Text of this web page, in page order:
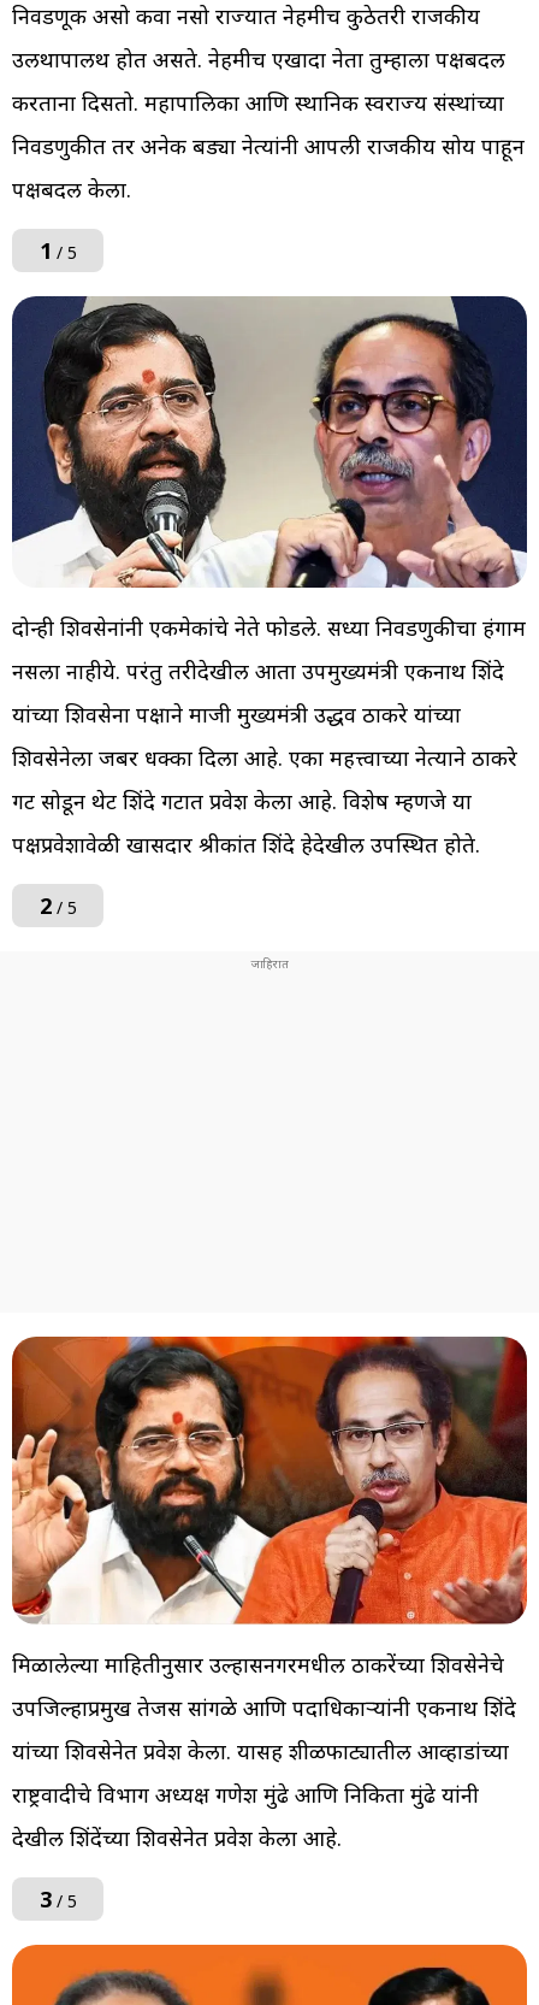
निवडणूक असो किंवा नसो राज्यात नेहमीच कुठेतरी राजकीय
उलथापालथ होत असते. नेहमीच एखादा नेता तुम्हाला पक्षबदल
करताना दिसतो. महापालिका आणि स्थानिक स्वराज्य संस्थांच्या
निवडणुकीत तर अनेक बड्या नेत्यांनी आपली राजकीय सोय पाहून
पक्षबदल केला.
1 / 5
दोन्ही शिवसेनांनी एकमेकांचे नेते फोडले. सध्या निवडणुकीचा हंगाम
नसला नाहीये. परंतु तरीदेखील आता उपमुख्यमंत्री एकनाथ शिंदे
यांच्या शिवसेना पक्षाने माजी मुख्यमंत्री उद्धव ठाकरे यांच्या
शिवसेनेला जबर धक्का दिला आहे. एका महत्त्वाच्या नेत्याने ठाकरे
गट सोडून थेट शिंदे गटात प्रवेश केला आहे. विशेष म्हणजे या
पक्षप्रवेशावेळी खासदार श्रीकांत शिंदे हेदेखील उपस्थित होते.
2/ 5
मिळालेल्या माहितीनुसार उल्हासनगरमधील ठाकरेंच्या शिवसेनेचे
उपजिल्हाप्रमुख तेजस सांगळे आणि पदाधिकाऱ्यांनी एकनाथ शिंदे
यांच्या शिवसेनेत प्रवेश केला. यासह शीळफाट्यातील आव्हाडांच्या
राष्ट्रवादीचे विभाग अध्यक्ष गणेश मुंढे आणि निकिता मुंढे यांनी
देखील शिंदेंच्या शिवसेनेत प्रवेश केला आहे.
3/ 5